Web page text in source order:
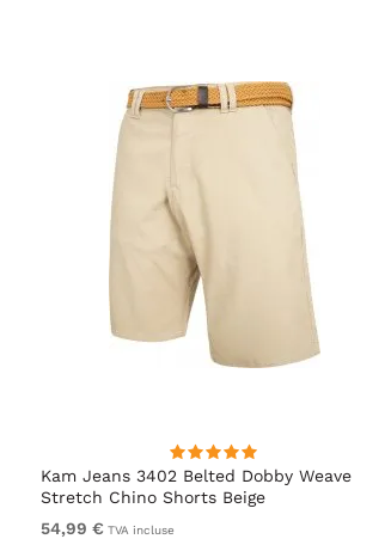
Kam Jeans 3402 Belted Dobby Weave
Stretch Chino Shorts Beige
54,99 € TVA incluse